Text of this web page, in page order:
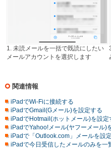
1. 未読メールを一括で既読にしたい
メールアカウントを選択します
関連情報
iPadでWi-Fiに接続する
iPadでGmail(Gメール)を設定する
iPadでHotmail(ホットメール)を設定
iPadでYahoo!メール(ヤフーメール)
iPadで「Outlook.com」メールを設
iPadで今日受信したメールのみを一